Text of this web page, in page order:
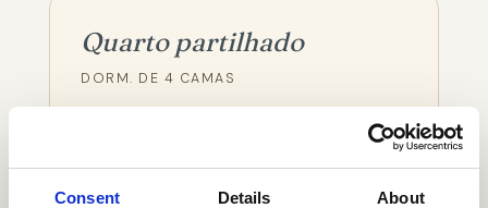
Consent Details About
Quarto partilhado
DORM. DE 4 CAMAS
/ semana